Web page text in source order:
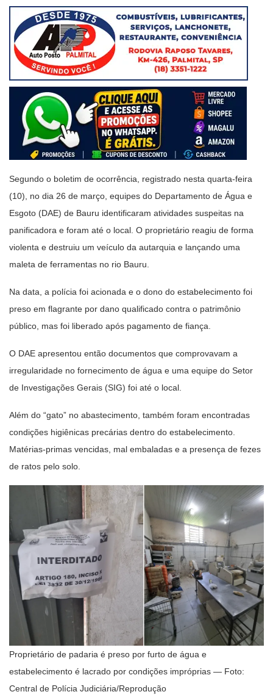
Segundo o boletim de ocorrência, registrado nesta quarta-feira
(10), no dia 26 de março, equipes do Departamento de Água e
Esgoto (DAE) de Bauru identificaram atividades suspeitas na
panificadora e foram até o local. O proprietário reagiu de forma
violenta e destruiu um veículo da autarquia e lançando uma
maleta de ferramentas no rio Bauru.
Na data, a polícia foi acionada e o dono do estabelecimento foi
preso em flagrante por dano qualificado contra o patrimônio
público, mas foi liberado após pagamento de fiança.
O DAE apresentou então documentos que comprovavam a
irregularidade no fornecimento de água e uma equipe do Setor
de Investigações Gerais (SIG) foi até o local.
Além do “gato” no abastecimento, também foram encontradas
condições higiênicas precárias dentro do estabelecimento.
Matérias-primas vencidas, mal embaladas e a presença de fezes
de ratos pelo solo.
Proprietário de padaria é preso por furto de água e
estabelecimento é lacrado por condições impróprias — Foto:
Central de Polícia Judiciária/Reprodução